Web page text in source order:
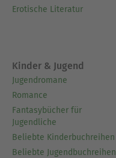
Erotische Literatur
Kinder & Jugend
Jugendromane
Romance
Fantasybücher für
Jugendliche
Beliebte Kinderbuchreihen
Beliebte Jugendbuchreihen